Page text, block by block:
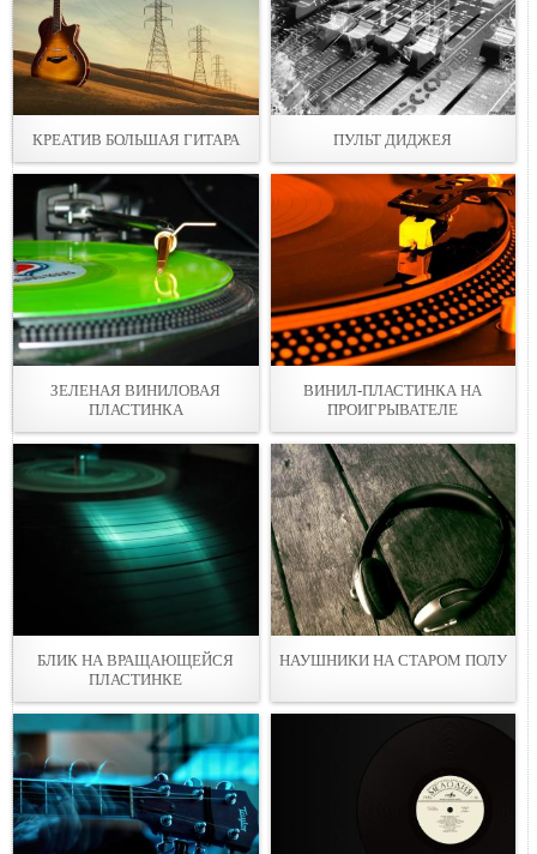
КРЕАТИВ БОЛЬШАЯ ГИТАРА ПУЛЬТ ДИДЖЕЯ
ЗЕЛЕНАЯ ВИНИЛОВАЯ
ПЛАСТИНКА
ВИНИЛ-ПЛАСТИНКА НА
ПРОИГРЫВАТЕЛЕ
БЛИК НА ВРАЩАЮЩЕЙСЯ
ПЛАСТИНКЕ
НАУШНИКИ НА СТАРОМ ПОЛУ